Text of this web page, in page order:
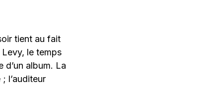
tient au fait
le temps
d’un album. La
l’auditeur